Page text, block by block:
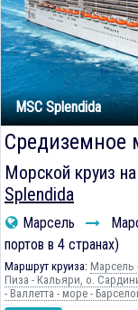
MSC Splendida
Средиземное
Морской круиз
Splendida
Марсель
портов в 4 странах)
Маршрут круиза: Марсель
Пиза - Кальяри, о.
- Валлетта - море -